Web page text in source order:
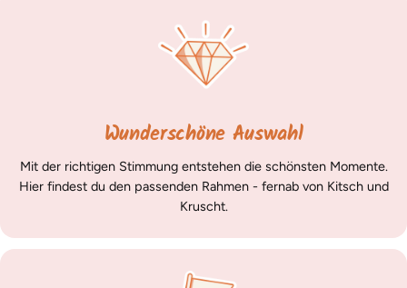
Wunderschöne Auswahl
Mit der richtigen Stimmung entstehen die schönsten Momente.
Hier findest du den passenden Rahmen - fernab von Kitsch und
Kruscht.